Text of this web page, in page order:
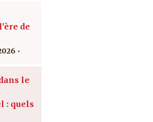
de
le
: quels